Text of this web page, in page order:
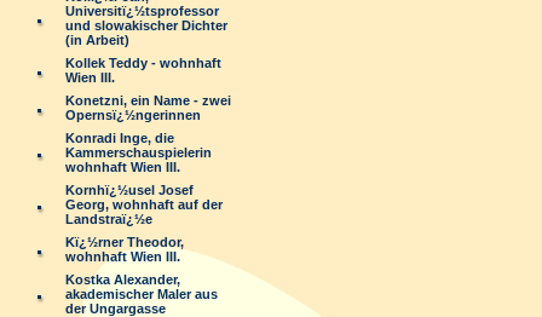
Universitï¿½tsprofessor
und slowakischer Dichter
(in Arbeit)
Kollek Teddy - wohnhaft
Wien III.
Konetzni, ein Name - zwei
Opernsï¿½ngerinnen
Konradi Inge, die
Kammerschauspielerin
wohnhaft Wien III.
Kornhï¿½usel Josef
Georg, wohnhaft auf der
Landstraï¿½e
Kï¿½rner Theodor,
wohnhaft Wien III.
Kostka Alexander,
akademischer Maler aus
der Ungargasse